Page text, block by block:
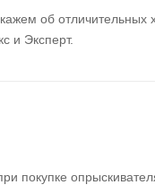
об отличительных
и Эксперт.
покупке